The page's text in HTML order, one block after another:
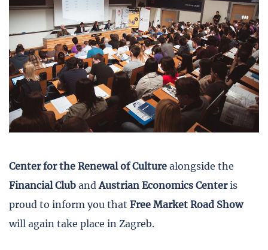
Center for the Renewal of Culture alongside the
Financial Club and Austrian Economics Centeris
proud to inform you that Free Market Road Show
will again take place in Zagreb.